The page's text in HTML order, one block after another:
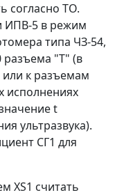
согласно ТО.
ИПВ-5 в режим
типа ЧЗ-54,
разъема "Т" (в
к разъемам
исполнениях
t
ультразвука).
СГ1 для
XS1 считать